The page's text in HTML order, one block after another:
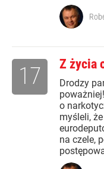
Z życia
Drodzy
o
myśleli,
na czele,
17